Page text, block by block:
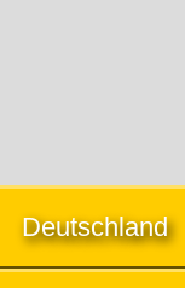
Deutschland